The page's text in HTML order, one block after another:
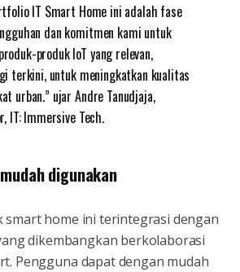
IT Smart Home ini adalah fase
dan komitmen kami untuk
produk IoT yang relevan,
terkini, untuk meningkatkan kualitas
urban.” ujar Andre Tanudjaja,
IT: Immersive Tech.
digunakan
smart home ini terintegrasi dengan
dikembangkan berkolaborasi
Pengguna dapat dengan mudah